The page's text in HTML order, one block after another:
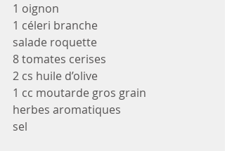
1 oignon
1 céleri branche
salade roquette
8 tomates cerises
2 cs huile d’olive
1 cc moutarde gros grain
herbes aromatiques
sel